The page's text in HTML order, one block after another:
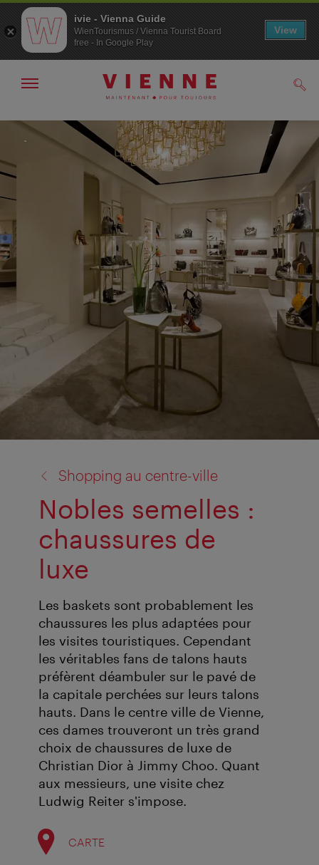
Navigation
Contenu
Afficher
la
navigation
Shopping au centre-ville
Nobles semelles :
chaussures de
luxe
Les baskets sont probablement les
chaussures les plus adaptées pour
les visites touristiques. Cependant
les véritables fans de talons hauts
préfèrent déambuler sur le pavé de
la capitale perchées sur leurs talons
hauts. Dans le centre ville de Vienne,
ces dames trouveront un très grand
choix de chaussures de luxe de
Christian Dior à Jimmy Choo. Quant
aux messieurs, une visite chez
Ludwig Reiter s'impose.
CARTE
ivie - Vienna Guide
WienTourismus / Vienna Tourist Board
free - In Google Play
View